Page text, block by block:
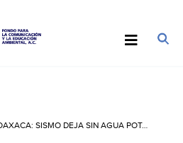
OAXACA: SISMO DEJA SIN AGUA POTABLE A LAOLLAGA (NVI NOTICIAS)